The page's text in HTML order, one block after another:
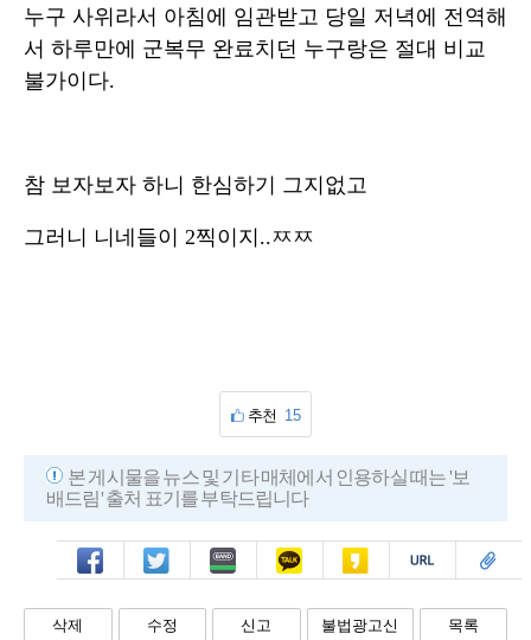
누구 사위라서 아침에 임관받고 당일 저녁에 전역해
서 하루만에 군복무 완료치던 누구랑은 절대 비교
불가이다.
참 보자보자 하니 한심하기 그지없고
그러니 니네들이 2찍이지..ㅉㅉ
추천 15
본 게시물을 뉴스 및 기타 매체에서 인용하실 때는 '보
배드림' 출처 표기를 부탁드립니다
페북 트윗 밴드 카톡 카스 복사 스크랩
삭제 수정 신고
불법광고신
목록